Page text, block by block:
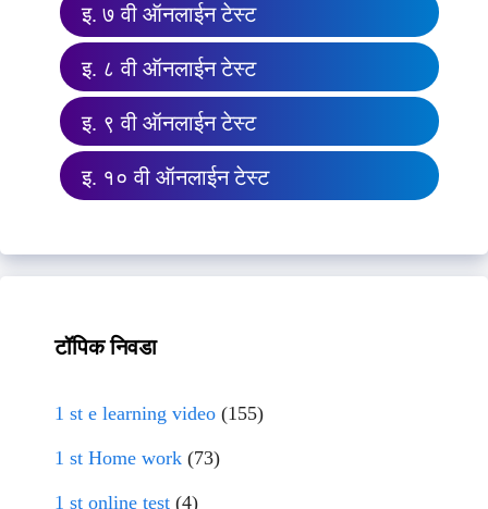
इ. ७ वी ऑनलाईन टेस्ट
इ. ८ वी ऑनलाईन टेस्ट
इ. ९ वी ऑनलाईन टेस्ट
इ. १० वी ऑनलाईन टेस्ट
टॉपिक निवडा
1 st e learning video (155)
1 st Home work (73)
1 st online test (4)